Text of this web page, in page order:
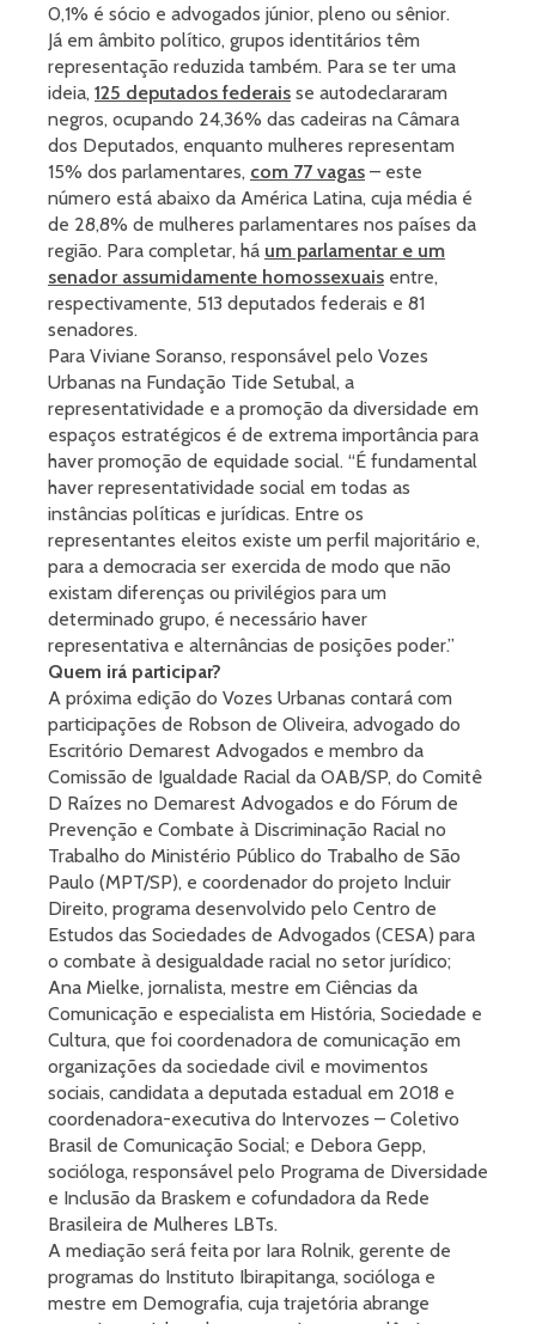
0,1% é sócio e advogados júnior, pleno ou sênior.
Já em âmbito político, grupos identitários têm
representação reduzida também. Para se ter uma
ideia, 125 deputados federais se autodeclararam
negros, ocupando 24,36% das cadeiras na Câmara
dos Deputados, enquanto mulheres representam
15% dos parlamentares, com 77 vagas – este
número está abaixo da América Latina, cuja média é
de 28,8% de mulheres parlamentares nos países da
região. Para completar, há um parlamentar e um
senador assumidamente homossexuais entre,
respectivamente, 513 deputados federais e 81
senadores.
Para Viviane Soranso, responsável pelo Vozes
Urbanas na Fundação Tide Setubal, a
representatividade e a promoção da diversidade em
espaços estratégicos é de extrema importância para
haver promoção de equidade social. “É fundamental
haver representatividade social em todas as
instâncias políticas e jurídicas. Entre os
representantes eleitos existe um perfil majoritário e,
para a democracia ser exercida de modo que não
existam diferenças ou privilégios para um
determinado grupo, é necessário haver
representativa e alternâncias de posições poder.”
Quem irá participar?
A próxima edição do Vozes Urbanas contará com
participações de Robson de Oliveira, advogado do
Escritório Demarest Advogados e membro da
Comissão de Igualdade Racial da OAB/SP, do Comitê
D Raízes no Demarest Advogados e do Fórum de
Prevenção e Combate à Discriminação Racial no
Trabalho do Ministério Público do Trabalho de São
Paulo (MPT/SP), e coordenador do projeto Incluir
Direito, programa desenvolvido pelo Centro de
Estudos das Sociedades de Advogados (CESA) para
o combate à desigualdade racial no setor jurídico;
Ana Mielke, jornalista, mestre em Ciências da
Comunicação e especialista em História, Sociedade e
Cultura, que foi coordenadora de comunicação em
organizações da sociedade civil e movimentos
sociais, candidata a deputada estadual em 2018 e
coordenadora-executiva do Intervozes – Coletivo
Brasil de Comunicação Social; e Debora Gepp,
socióloga, responsável pelo Programa de Diversidade
e Inclusão da Braskem e cofundadora da Rede
Brasileira de Mulheres LBTs.
A mediação será feita por Iara Rolnik, gerente de
programas do Instituto Ibirapitanga, socióloga e
mestre em Demografia, cuja trajetória abrange